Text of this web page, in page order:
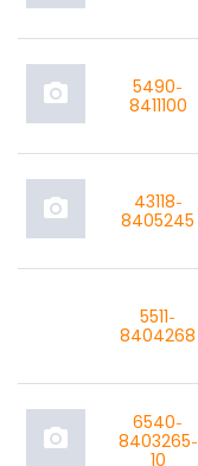
photo_camera
5490-
8411100
photo_camera
43118-
8405245
5511-
8404268
photo_camera
6540-
8403265-
10